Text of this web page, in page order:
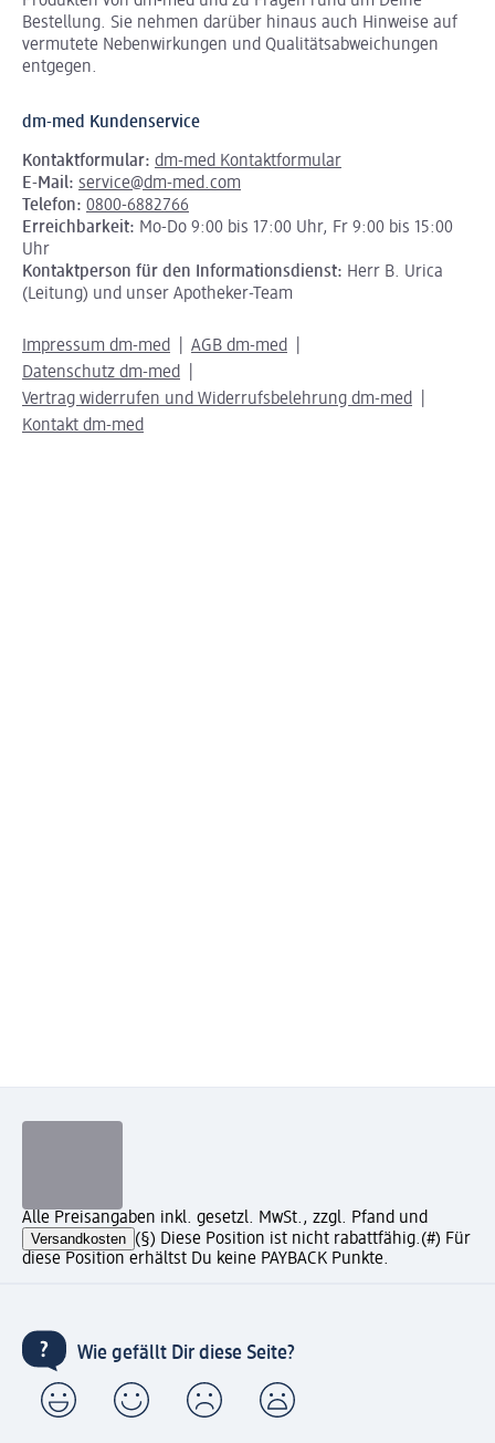
Bestellung. Sie nehmen darüber hinaus auch Hinweise auf
vermutete Nebenwirkungen und Qualitätsabweichungen
entgegen.
dm-med Kundenservice
Kontaktformular: dm-med Kontaktformular
E-Mail: service@dm-med.com
Telefon: 0800-6882766
Erreichbarkeit: Mo-Do 9:00 bis 17:00 Uhr, Fr 9:00 bis 15:00
Uhr
Kontaktperson für den Informationsdienst: Herr B. Urica
(Leitung) und unser Apotheker-Team
Impressum dm-med
AGB dm-med
Datenschutz dm-med
Vertrag widerrufen und Widerrufsbelehrung dm-med
Kontakt dm-med
Alle Preisangaben inkl. gesetzl. MwSt., zzgl. Pfand und
Versandkosten (§) Diese Position ist nicht rabattfähig.(#) Für
diese Position erhältst Du keine PAYBACK Punkte.
Wie gefällt Dir diese Seite?